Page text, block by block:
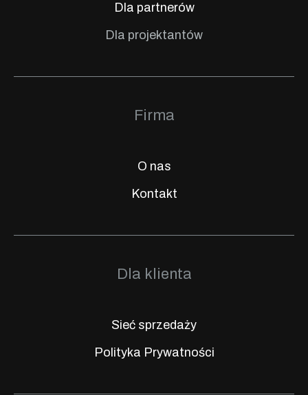
Dla partnerów
Dla projektantów
Firma
O nas
Kontakt
Dla klienta
Sieć sprzedaży
Polityka Prywatności